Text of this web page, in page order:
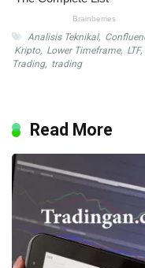
Analisis Teknikal,
Kripto, Lower Timeframe, LTF,
Trading, trading
Read More